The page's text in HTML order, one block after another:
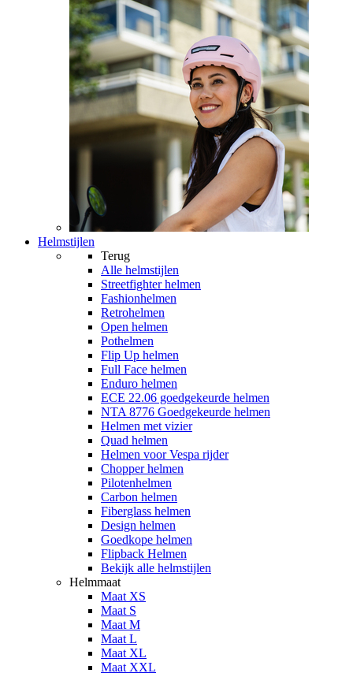
Helmstijlen
Terug
Alle helmstijlen
Streetfighter helmen
Fashionhelmen
Retrohelmen
Open helmen
Pothelmen
Flip Up helmen
Full Face helmen
Enduro helmen
ECE 22.06 goedgekeurde helmen
NTA 8776 Goedgekeurde helmen
Helmen met vizier
Quad helmen
Helmen voor Vespa rijder
Chopper helmen
Pilotenhelmen
Carbon helmen
Fiberglass helmen
Design helmen
Goedkope helmen
Flipback Helmen
Bekijk alle helmstijlen
Helmmaat
Maat XS
Maat S
Maat M
Maat L
Maat XL
Maat XXL